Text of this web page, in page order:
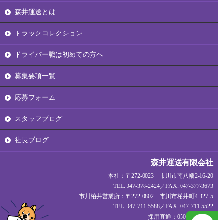
森井運送とは
トラックコレクション
ドライバー職は初めての方へ
募集要項一覧
応募フォーム
スタッフブログ
社長ブログ
森井運送有限会社
本社：〒272-0023 市川市南八幡2-16-20
TEL. 047-378-2424／FAX. 047-377-3673
市川柏井営業所：〒272-0802 市川市柏井町4-327-5
TEL. 047-711-5588／FAX. 047-711-5522
採用直通：050-1720-1927